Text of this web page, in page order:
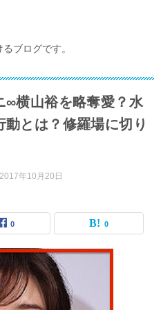
ブログです。
∞横山裕を略奪愛？水
動とは？修羅場に切り
2017年10月20日
0 0